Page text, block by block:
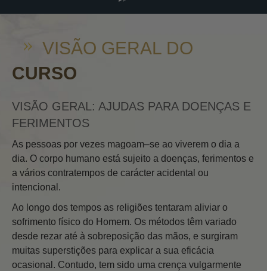
VISÃO GERAL DO
CURSO
VISÃO GERAL: AJUDAS PARA DOENÇAS E
FERIMENTOS
As pessoas por vezes magoam–se ao viverem o dia a
dia. O corpo humano está sujeito a doenças, ferimentos e
a vários contratempos de carácter acidental ou
intencional.
Ao longo dos tempos as religiões tentaram aliviar o
sofrimento físico do Homem. Os métodos têm variado
desde rezar até à sobreposição das mãos, e surgiram
muitas superstições para explicar a sua eficácia
ocasional. Contudo, tem sido uma crença vulgarmente